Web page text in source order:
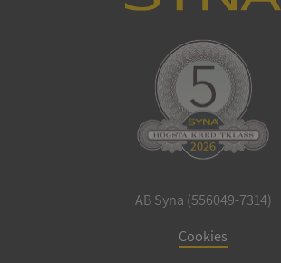
AB Syna (556049-7314)
Cookies
.syna.se
ASP.NET_SessionId
Microsoft